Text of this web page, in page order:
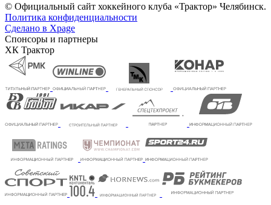
© Официальный сайт хоккейного клуба «Трактор» Челябинск.
Политика конфиденциальности
Сделано в Xpage
Спонсоры и партнеры
ХК Трактор